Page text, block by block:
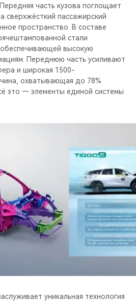
часть кузова поглощает
сверхжёсткий пассажирский
пространство. В составе
стали
высокую
Переднюю часть усиливают
и широкая 1500-
охватывающая до 78%
это — элементы единой системы
уникальная технология